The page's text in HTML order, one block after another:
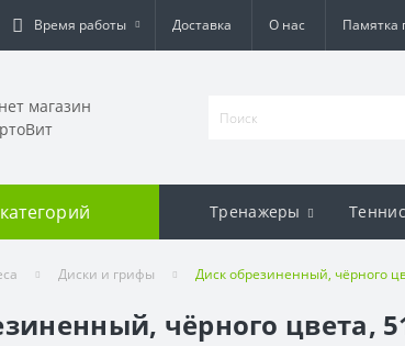
Время работы Доставка О нас Памятка
Тренажеры Теннис
Диски и грифы Диск обрезиненный, чёрного
чёрного цвета,